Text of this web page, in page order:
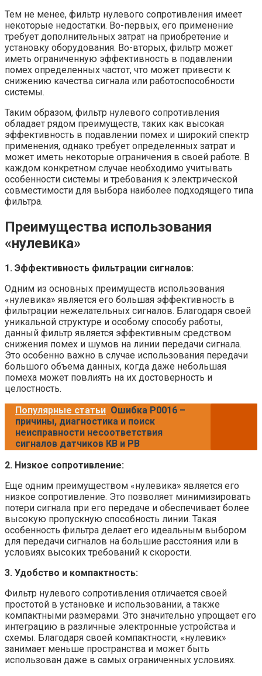
Тем не менее, фильтр нулевого сопротивления имеет
некоторые недостатки. Во-первых, его применение
требует дополнительных затрат на приобретение и
установку оборудования. Во-вторых, фильтр может
иметь ограниченную эффективность в подавлении
помех определенных частот, что может привести к
снижению качества сигнала или работоспособности
системы.
Таким образом, фильтр нулевого сопротивления
обладает рядом преимуществ, таких как высокая
эффективность в подавлении помех и широкий спектр
применения, однако требует определенных затрат и
может иметь некоторые ограничения в своей работе. В
каждом конкретном случае необходимо учитывать
особенности системы и требования к электрической
совместимости для выбора наиболее подходящего типа
фильтра.
Преимущества использования
«нулевика»
1. Эффективность фильтрации сигналов:
Одним из основных преимуществ использования
«нулевика» является его большая эффективность в
фильтрации нежелательных сигналов. Благодаря своей
уникальной структуре и особому способу работы,
данный фильтр является эффективным средством
снижения помех и шумов на линии передачи сигнала.
Это особенно важно в случае использования передачи
большого объема данных, когда даже небольшая
помеха может повлиять на их достоверность и
целостность.
Популярные статьи Ошибка P0016 –
причины, диагностика и поиск
неисправности несоответствия
сигналов датчиков КВ и РВ
2. Низкое сопротивление:
Еще одним преимуществом «нулевика» является его
низкое сопротивление. Это позволяет минимизировать
потери сигнала при его передаче и обеспечивает более
высокую пропускную способность линии. Такая
особенность фильтра делает его идеальным выбором
для передачи сигналов на большие расстояния или в
условиях высоких требований к скорости.
3. Удобство и компактность:
Фильтр нулевого сопротивления отличается своей
простотой в установке и использовании, а также
компактными размерами. Это значительно упрощает его
интеграцию в различные электронные устройства и
схемы. Благодаря своей компактности, «нулевик»
занимает меньше пространства и может быть
использован даже в самых ограниченных условиях.